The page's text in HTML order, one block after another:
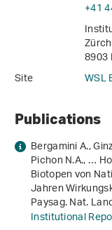
+41
Site
WSL
Publications
Bergamini A.,
Pichon N.A., …
Biotopen von
Jahren
Paysag. Nat.
Institutional